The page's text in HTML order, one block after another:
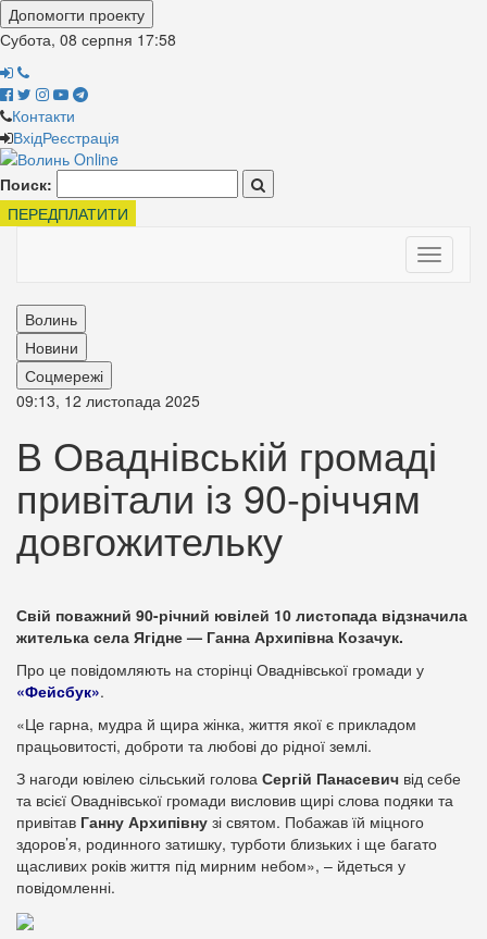
Допомогти проекту
Субота, 08 серпня 17:58
Контакти
ВхідРеєстрація
Поиск:
ПЕРЕДПЛАТИТИ
Toggle
Волинь
Новини
Соцмережі
09:13, 12 листопада 2025
В Оваднівській громаді
привітали із 90-річчям
довгожительку
Свій поважний 90-річний ювілей 10 листопада відзначила
жителька села Ягідне — Ганна Архипівна Козачук.
Про це повідомляють на сторінці Оваднівської громади у
«Фейсбук».
«Це гарна, мудра й щира жінка, життя якої є прикладом
працьовитості, доброти та любові до рідної землі.
З нагоди ювілею сільський голова Сергій Панасевич від себе
та всієї Оваднівської громади висловив щирі слова подяки та
привітав Ганну Архипівну зі святом. Побажав їй міцного
здоров’я, родинного затишку, турботи близьких і ще багато
щасливих років життя під мирним небом», – йдеться у
повідомленні.